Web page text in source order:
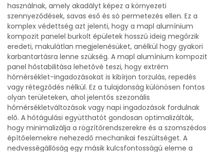
használnak, amely akadályt képez a környezeti
szennyeződések, savas eső és só permetezés ellen. Ez a
komplex védettség azt jelenti, hogy a mapl alumínium
kompozit panelel burkolt épületek hosszú ideig megőrzik
eredeti, makulátlan megjelenésüket, anélkül hogy gyakori
karbantartásra lenne szükség. A mapl alumínium kompozit
panel hőstabilitása lehetővé teszi, hogy extrém
hőmérséklet-ingadozásokat is kibírjon torzulás, repedés
vagy rétegződés nélkül. Ez a tulajdonság különösen fontos
olyan területeken, ahol jelentős szezonális
hőmérsékletváltozások vagy napi ingadozások fordulnak
elő. A hőtágulási együtthatót gondosan optimalizálták,
hogy minimalizálja a rögzítőrendszerekre és a szomszédos
építőelemekre nehezedő mechanikai feszültséget. A
nedvességállóság egy másik kulcsfontosságú eleme a